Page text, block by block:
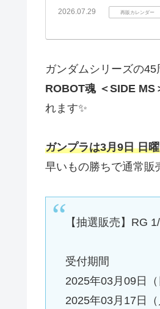
2026.07.29 再販カレンダー
ガンダムシリーズの45
ROBOT魂 ＜SIDE MS
れます✨
ガンプラは3月9日 日
早いもの勝ちで通常販
【抽選販売】RG
受付期間
2025年03月09日
2025年03月17日